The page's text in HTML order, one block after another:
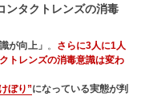
ンタクトレンズの消毒
が向上」 。
さらに3人に1人
トレンズの消毒意識は変わ
ぼり”になっている実態が判